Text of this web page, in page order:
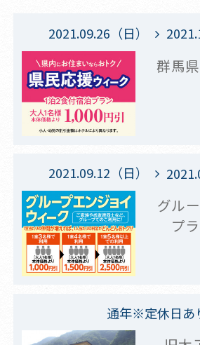
2021.09.26（日）
群馬
2021.09.12（日）
グル
プ
通年※定休日あ